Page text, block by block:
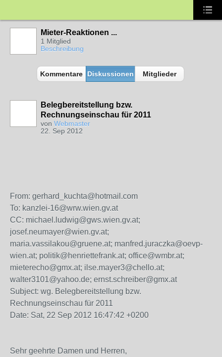
Mieter-Reaktionen ...
1 Mitglied
Beschreibung
Kommentare Diskussionen Mitglieder
Belegbereitstellung bzw.
Rechnungseinschau für 2011
von Webmaster
22. Sep 2012
From: gerhard_kuchta@hotmail.com
To: kanzlei-16@wrw.wien.gv.at
CC: michael.ludwig@gws.wien.gv.at;
josef.neumayer@wien.gv.at;
maria.vassilakou@gruene.at; manfred.juraczka@oevp-
wien.at; politik@henriettefrank.at; office@wmbr.at;
mieterecho@gmx.at; ilse.mayer3@chello.at;
walter3101@yahoo.de; ernst.schreiber@gmx.at
Subject: wg. Belegbereitstellung bzw.
Rechnungseinschau für 2011
Date: Sat, 22 Sep 2012 16:47:42 +0200
Sehr geehrte Damen und Herren,